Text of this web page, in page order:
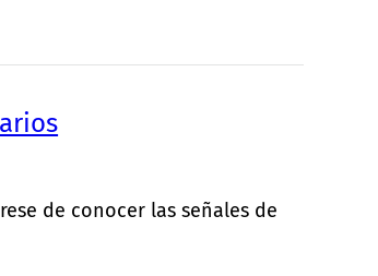
de conocer las señales de